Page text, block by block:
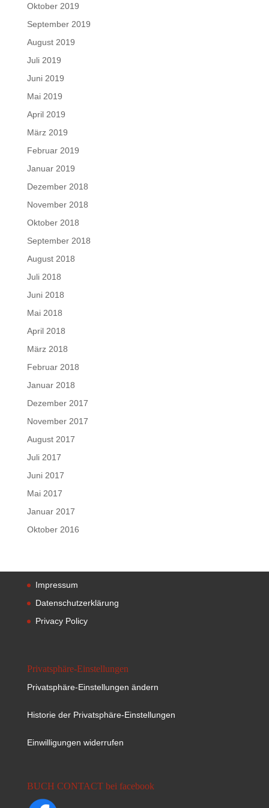
Oktober 2019
September 2019
August 2019
Juli 2019
Juni 2019
Mai 2019
April 2019
März 2019
Februar 2019
Januar 2019
Dezember 2018
November 2018
Oktober 2018
September 2018
August 2018
Juli 2018
Juni 2018
Mai 2018
April 2018
März 2018
Februar 2018
Januar 2018
Dezember 2017
November 2017
August 2017
Juli 2017
Juni 2017
Mai 2017
Januar 2017
Oktober 2016
Impressum
Datenschutzerklärung
Privacy Policy
Privatsphäre-Einstellungen
Privatsphäre-Einstellungen ändern
Historie der Privatsphäre-Einstellungen
Einwilligungen widerrufen
BUCH CONTACT bei facebook